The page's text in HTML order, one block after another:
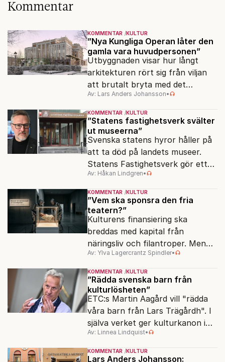
Kommentar
KOMMENTAR KULTUR
”Nya Kungliga Operan låter den
gamla vara huvudpersonen”
Utbyggnaden visar hur långt
arkitekturen rört sig från viljan
att brutalt bryta med det
förflutna. Men varför är man så
rädd för detaljer?
Av: Lars Anders Johansson•
KOMMENTAR KULTUR
”Statens fastighetsverk svälter
ut museerna”
Svenska statens hyror håller på
att ta död på landets museer.
Statens Fastighetsverk gör ett
överskott på 800 miljoner kronor
samtidigt som samlingarna hotas.
Av: Håkan Lindgren•
KOMMENTAR KULTUR
”Vem ska sponsra den fria
teatern?”
Kulturens finansiering ska
breddas med kapital från
näringsliv och filantroper. Men
frågan är, vilken kultur?
Av: Ylva Lagercrantz Spindler•
KOMMENTAR KULTUR
”Rädda svenska barn från
kulturlösheten”
ETC:s Martin Aagård vill "rädda
våra barn från Lars Trägårdh". I
själva verket ger kulturkanon i
skolan alla samma tillgång till den
svenska kulturen.
Av: Linnea Lindquist•
KOMMENTAR KULTUR
Lars Anders Johansson: